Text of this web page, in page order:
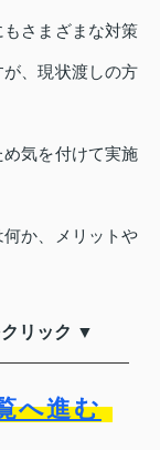
さまざまな対策
、現状渡しの方
気を付けて実施
か、メリットや
リック ▼
へ進む